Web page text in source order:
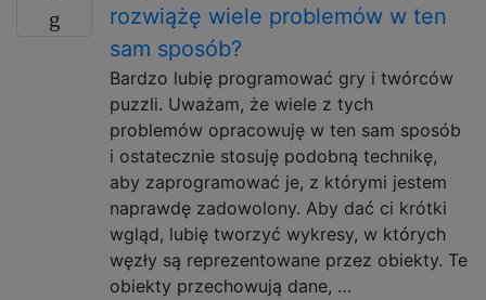
rozwiążę wiele problemów w ten
sam sposób?
Bardzo lubię programować gry i twórców
puzzli. Uważam, że wiele z tych
problemów opracowuję w ten sam sposób
i ostatecznie stosuję podobną technikę,
aby zaprogramować je, z którymi jestem
naprawdę zadowolony. Aby dać ci krótki
wgląd, lubię tworzyć wykresy, w których
węzły są reprezentowane przez obiekty. Te
obiekty przechowują dane, …